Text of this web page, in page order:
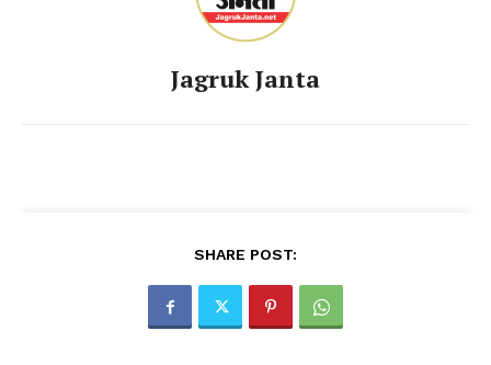
Jagruk Janta
SHARE POST: